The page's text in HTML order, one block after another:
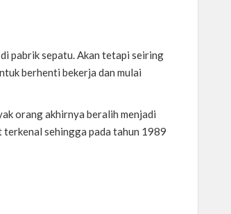
pabrik sepatu. Akan tetapi seiring
berhenti bekerja dan mulai
orang akhirnya beralih menjadi
terkenal sehingga pada tahun 1989